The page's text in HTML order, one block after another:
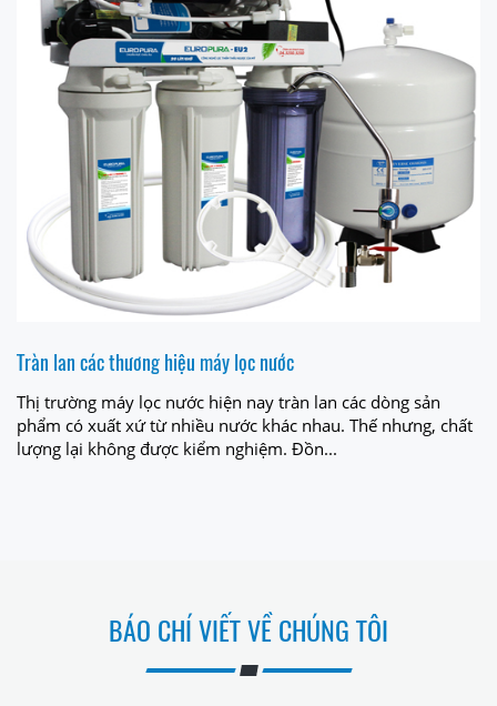
Tràn lan các thương hiệu máy lọc nước
Thị trường máy lọc nước hiện nay tràn lan các dòng sản
phẩm có xuất xứ từ nhiều nước khác nhau. Thế nhưng, chất
lượng lại không được kiểm nghiệm. Đồn...
BÁO CHÍ VIẾT VỀ CHÚNG TÔI